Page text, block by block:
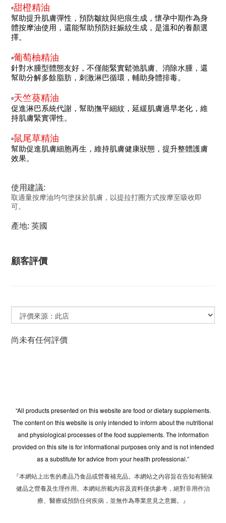
▫️甜橙精油
幫助提升肌膚彈性，預防皺紋與疤痕生成，懷孕中期作為身
體按摩油使用，還能幫助預防妊娠紋生成，是溫和的養顏選
擇。
▫️葡萄柚精油
針對水腫型體態友好，不僅能緊實鬆弛肌膚、消除水腫，還
幫助分解多餘脂肪，刺激淋巴循環，輔助身體排毒。
▫️天竺葵精油
促進淋巴系統代謝，幫助撫平細紋，延緩肌膚過早老化，維
持肌膚緊實彈性。
▫️鼠尾草精油
幫助促進肌膚細胞再生，維持肌膚健康狀態，提升整體護膚
效果。
使用建議:
取適量按摩油均勻塗抹於肌膚，以提拉打圈方式按摩至吸收即
可。
產地: 英國
顧客評價
尚未有任何評價
“All products presented on this website are food or dietary supplements.
The content on this website is only intended to inform about the nutritional
and physiological processes of the food supplements. The information
provided on this site is for informational purposes only and is not intended
as a substitute for advice from your health professional.”
『本網站上出售的產品乃食品或營養補充品。本網站之內容旨在告知有關保
健品之營養及生理作用。本網站所載內容及資料僅供參考，絕對非用作治
療、醫療或預防任何疾病，並無作為專業意見之意圖。』